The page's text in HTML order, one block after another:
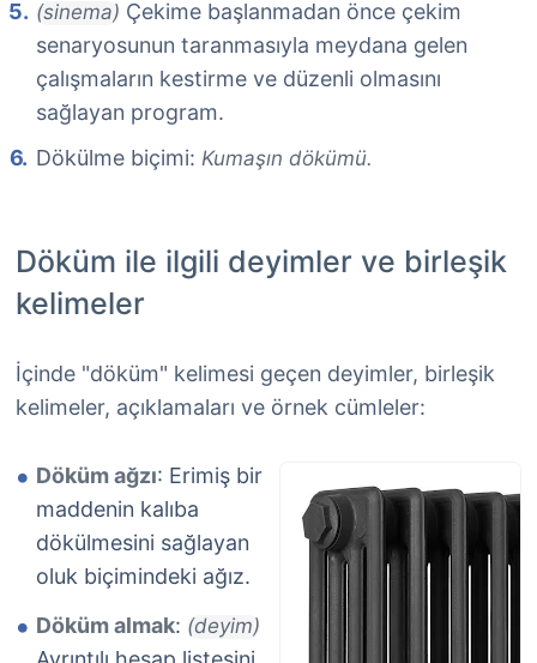
(sinema) Çekime başlanmadan önce çekim
senaryosunun taranmasıyla meydana gelen
çalışmaların kestirme ve düzenli olmasını
sağlayan program.
Dökülme biçimi: Kumaşın dökümü.
Döküm ile ilgili deyimler ve birleşik
kelimeler
İçinde "döküm" kelimesi geçen deyimler, birleşik
kelimeler, açıklamaları ve örnek cümleler:
Döküm ağzı: Erimiş bir
maddenin kalıba
dökülmesini sağlayan
oluk biçimindeki ağız.
Döküm almak: (deyim)